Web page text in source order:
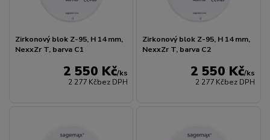
Zirkonový blok Z-95, H 14 mm,
NexxZr T, barva C1
2 550 Kč/ks
2 277 Kčbez DPH
Zirkonový blok Z-95, H 14 mm,
NexxZr T, barva C2
2 550 Kč/ks
2 277 Kčbez DPH